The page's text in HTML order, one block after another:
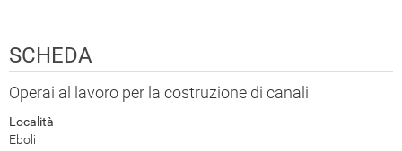
SCHEDA
Operai al lavoro per la costruzione di canali
Località
Eboli